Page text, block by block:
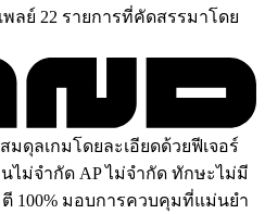
ลย์ 22 รายการที่คัดสรรมาโดย
มดุลเกมโดยละเอียดด้วยฟีเจอร์
ไม่จำกัด AP ไม่จำกัด ทักษะไม่มี
100% มอบการควบคุมที่แม่นยำ